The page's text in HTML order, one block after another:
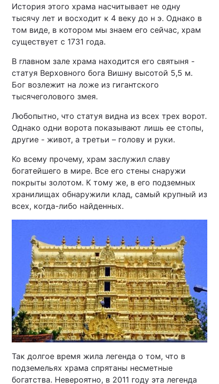
История этого храма насчитывает не одну
тысячу лет и восходит к 4 веку до н э. Однако в
том виде, в котором мы знаем его сейчас, храм
существует с 1731 года.
В главном зале храма находится его святыня -
статуя Верховного бога Вишну высотой 5,5 м.
Бог возлежит на ложе из гигантского
тысячеголового змея.
Любопытно, что статуя видна из всех трех ворот.
Однако одни ворота показывают лишь ее стопы,
другие - живот, а третьи – голову и руки.
Ко всему прочему, храм заслужил славу
богатейшего в мире. Все его стены снаружи
покрыты золотом. К тому же, в его подземных
хранилищах обнаружили клад, самый крупный из
всех, когда-либо найденных.
Так долгое время жила легенда о том, что в
подземельях храма спрятаны несметные
богатства. Невероятно, в 2011 году эта легенда